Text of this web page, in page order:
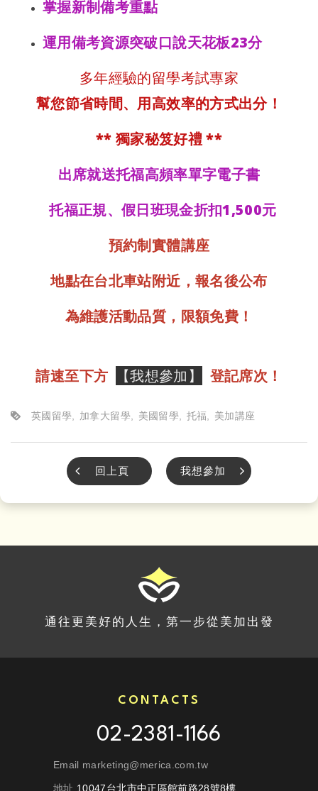
掌握新制備考重點
運用備考資源突破口說天花板23分
多年經驗的留學考試專家
幫您節省時間、用高效率的方式出分！
** 獨家秘笈好禮 **
出席就送托福高頻率單字電子書
托福正規、假日班現金折扣1,500元
預約制實體講座
地點在台北車站附近，報名後公布
為維護活動品質，限額免費！
請速至下方 【我想參加】 登記席次！
英國留學 加拿大留學 美國留學 托福 美加講座
回上頁 我想參加
通往更美好的人生，第一步從美加出發
CONTACTS
02-2381-1166
Email marketing@merica.com.tw
地址 10047台北市中正區館前路28號8樓